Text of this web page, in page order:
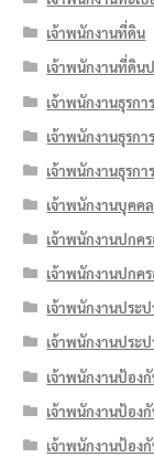
เจ้าพนักงานที่ดิน
เจ้าพนักงานที่ดิน
เจ้าพนักงานธุรการ
เจ้าพนักงานธุรก
เจ้าพนักงานธุรก
เจ้าพนักงานบุคคล
เจ้าพนักงานปกค
เจ้าพนักงานปกค
เจ้าพนักงานประป
เจ้าพนักงานประ
เจ้าพนักงานป้อง
เจ้าพนักงานป้อง
เจ้าพนักงานป้อง